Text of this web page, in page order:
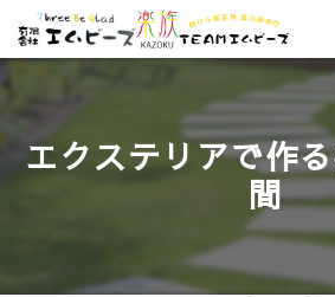
エクステリアで作
間